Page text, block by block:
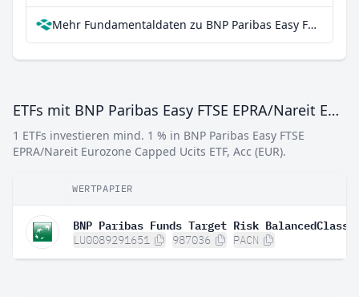
Mehr Fundamentaldaten zu BNP Paribas Easy FTSE EPRA/Nareit Eurozone Capped Ucits ETF, Acc (EUR) bei Parqet
ETFs mit BNP Paribas Easy FTSE EPRA/Nareit Eurozone Capped Ucits ETF, Acc (EUR)
1 ETFs investieren mind. 1 % in BNP Paribas Easy FTSE
EPRA/Nareit Eurozone Capped Ucits ETF, Acc (EUR).
WERTPAPIER
BNP Paribas Funds Target Risk
LU0089291651 987036 PACN